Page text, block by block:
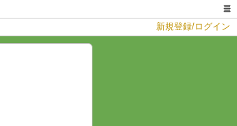
新規登録/ログイン